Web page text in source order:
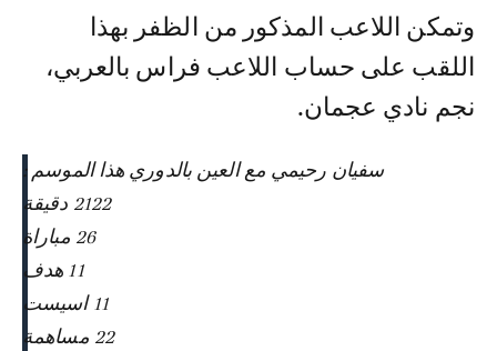
وتمكن اللاعب المذكور من الظفر بهذا
اللقب على حساب اللاعب فراس بالعربي،
نجم نادي عجمان.
سفيان رحيمي مع العين بالدوري هذا الموسم :
2122 دقيقة
26 مباراة
11 هدف
11 اسيست
22 مساهمة